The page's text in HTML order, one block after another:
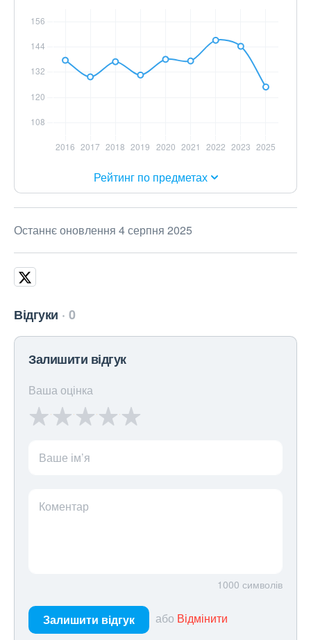
Рейтинг по предметах
Останнє оновлення 4 серпня 2025
Відгуки 0
Залишити відгук
Ваша оцінка
Ваше ім’я
Коментар
1000 символів
Залишити відгук або Відмінити